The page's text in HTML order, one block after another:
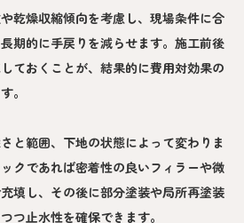
乾燥収縮傾向を考慮し、現場条件に合
期的に手戻りを減らせます。施工前後
ておくことが、結果的に費用対効果の
。
と範囲、下地の状態によって変わりま
クであれば密着性の良いフィラーや微
填し、その後に部分塗装や局所再塗装
つ止水性を確保できます。